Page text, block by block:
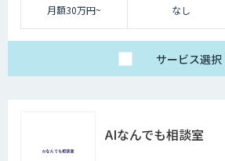
月額30万円~ なし
サービス選択
AIなんでも相談室